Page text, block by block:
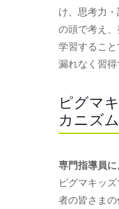
け、思考力
の頭で考え
学習するこ
漏れなく習得
ピグマ
カニズム
専門指導員
ピグマキッ
者の皆さま